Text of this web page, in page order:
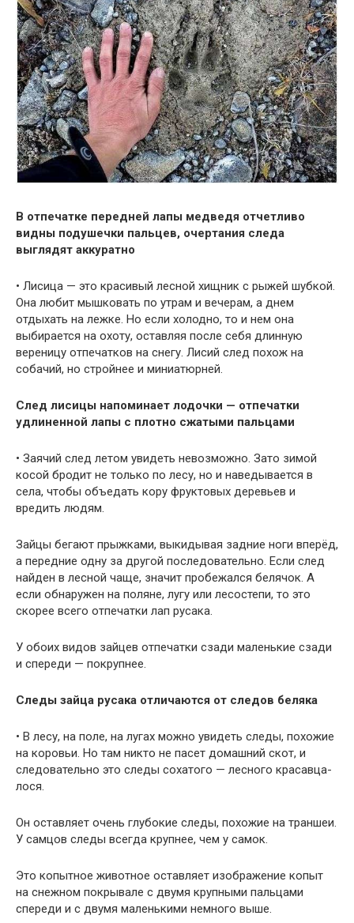
В отпечатке передней лапы медведя отчетливо
видны подушечки пальцев, очертания следа
выглядят аккуратно
• Лисица — это красивый лесной хищник с рыжей шубкой.
Она любит мышковать по утрам и вечерам, а днем
отдыхать на лежке. Но если холодно, то и нем она
выбирается на охоту, оставляя после себя длинную
вереницу отпечатков на снегу. Лисий след похож на
собачий, но стройнее и миниатюрней.
След лисицы напоминает лодочки — отпечатки
удлиненной лапы с плотно сжатыми пальцами
• Заячий след летом увидеть невозможно. Зато зимой
косой бродит не только по лесу, но и наведывается в
села, чтобы объедать кору фруктовых деревьев и
вредить людям.
Зайцы бегают прыжками, выкидывая задние ноги вперёд,
а передние одну за другой последовательно. Если след
найден в лесной чаще, значит пробежался белячок. А
если обнаружен на поляне, лугу или лесостепи, то это
скорее всего отпечатки лап русака.
У обоих видов зайцев отпечатки сзади маленькие сзади
и спереди — покрупнее.
Следы зайца русака отличаются от следов беляка
• В лесу, на поле, на лугах можно увидеть следы, похожие
на коровьи. Но там никто не пасет домашний скот, и
следовательно это следы сохатого — лесного красавца-
лося.
Он оставляет очень глубокие следы, похожие на траншеи.
У самцов следы всегда крупнее, чем у самок.
Это копытное животное оставляет изображение копыт
на снежном покрывале с двумя крупными пальцами
спереди и с двумя маленькими немного выше.